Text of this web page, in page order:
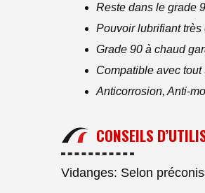
Reste dans le grade
Pouvoir lubrifiant très
Grade 90 à chaud
Compatible avec
Anticorrosion, Anti-
CONSEILS
Vidanges: Selon